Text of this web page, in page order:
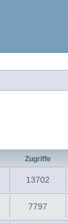
Zugriffe
13702
7797